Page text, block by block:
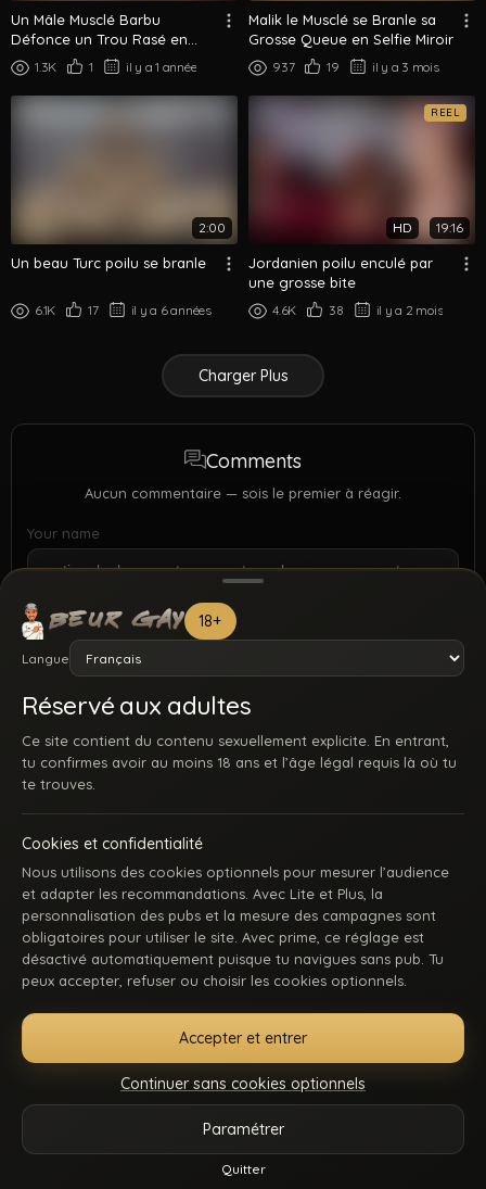
18+
Langue
Réservé aux adultes
Ce site contient du contenu sexuellement explicite. En entrant,
tu confirmes avoir au moins 18 ans et l’âge légal requis là où tu
te trouves.
Cookies et confidentialité
Nous utilisons des cookies optionnels pour mesurer l’audience
et adapter les recommandations. Avec Lite et Plus, la
personnalisation des pubs et la mesure des campagnes sont
obligatoires pour utiliser le site. Avec prime, ce réglage est
désactivé automatiquement puisque tu navigues sans pub. Tu
peux accepter, refuser ou choisir les cookies optionnels.
Accepter et entrer
Continuer sans cookies optionnels
Paramétrer
Quitter
Un Mâle Musclé Barbu
Défonce un Trou Rasé en
Levrette
1.3K 1 il y a 1 année
Malik le Musclé se Branle sa
Grosse Queue en Selfie Miroir
937 19 il y a 3 mois
2:00
Un beau Turc poilu se branle
6.1K 17 il y a 6 années
REEL
HD 19:16
Jordanien poilu enculé par
une grosse bite
4.6K 38 il y a 2 mois
Charger Plus
Comments
Aucun commentaire — sois le premier à réagir.
Your name
ACCUEIL INSCRIPTION SE CONNECTER
SUPPORT / CONTACT
CONDITIONS D’UTILISATION
DMCA 18 U.S.C. 2257
GÉRER MES COOKIES
La première communauté en ligne dédiée au porno gay beur et métissé : des
keums du bled, des rebeus bien montés, des lascars actifs, des passifs
affamés, et du sexe hard comme tu kiffes. Pose-toi, mate, et régale-toi. Balance-
- Tous droits sont réservés.
Reels